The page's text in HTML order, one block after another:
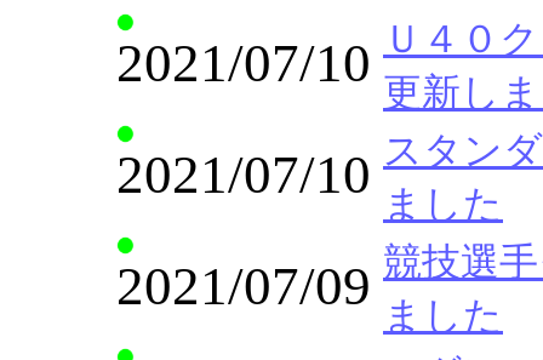
2021/07/10 Ｕ４０
更新し
2021/07/10 スタン
ました
2021/07/09 競技選
ました